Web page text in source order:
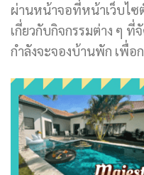
ผ่านหน้าจอที่หน้าเว็บไซ
เกี่ยวกับกิจกรรมต่าง ๆ ที่
กำลังจะจองบ้านพัก เพื่